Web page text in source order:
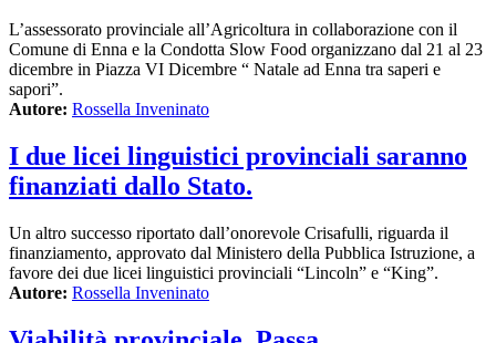
L’assessorato provinciale all’Agricoltura in collaborazione con il
Comune di Enna e la Condotta Slow Food organizzano dal 21 al 23
dicembre in Piazza VI Dicembre “ Natale ad Enna tra saperi e
sapori”.
Autore: Rossella Inveninato
I due licei linguistici provinciali saranno
finanziati dallo Stato.
Un altro successo riportato dall’onorevole Crisafulli, riguarda il
finanziamento, approvato dal Ministero della Pubblica Istruzione, a
favore dei due licei linguistici provinciali “Lincoln” e “King”.
Autore: Rossella Inveninato